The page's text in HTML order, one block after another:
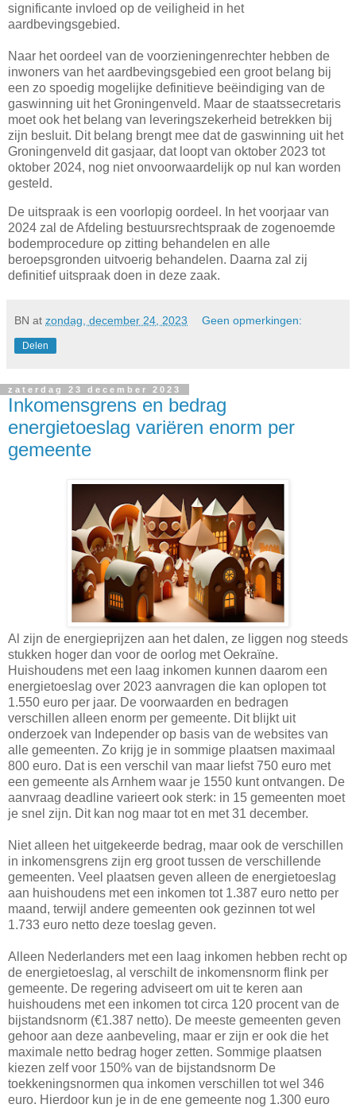
significante invloed op de veiligheid in het
aardbevingsgebied.
Naar het oordeel van de voorzieningenrechter hebben de
inwoners van het aardbevingsgebied een groot belang bij
een zo spoedig mogelijke definitieve beëindiging van de
gaswinning uit het Groningenveld. Maar de staatssecretaris
moet ook het belang van leveringszekerheid betrekken bij
zijn besluit. Dit belang brengt mee dat de gaswinning uit het
Groningenveld dit gasjaar, dat loopt van oktober 2023 tot
oktober 2024, nog niet onvoorwaardelijk op nul kan worden
gesteld.
De uitspraak is een voorlopig oordeel. In het voorjaar van
2024 zal de Afdeling bestuursrechtspraak de zogenoemde
bodemprocedure op zitting behandelen en alle
beroepsgronden uitvoerig behandelen. Daarna zal zij
definitief uitspraak doen in deze zaak.
BN at zondag, december 24, 2023 Geen opmerkingen:
Delen
zaterdag 23 december 2023
Inkomensgrens en bedrag
energietoeslag variëren enorm per
gemeente
Al zijn de energieprijzen aan het dalen, ze liggen nog steeds
stukken hoger dan voor de oorlog met Oekraïne.
Huishoudens met een laag inkomen kunnen daarom een
energietoeslag over 2023 aanvragen die kan oplopen tot
1.550 euro per jaar. De voorwaarden en bedragen
verschillen alleen enorm per gemeente. Dit blijkt uit
onderzoek van Independer op basis van de websites van
alle gemeenten. Zo krijg je in sommige plaatsen maximaal
800 euro. Dat is een verschil van maar liefst 750 euro met
een gemeente als Arnhem waar je 1550 kunt ontvangen. De
aanvraag deadline varieert ook sterk: in 15 gemeenten moet
je snel zijn. Dit kan nog maar tot en met 31 december.
Niet alleen het uitgekeerde bedrag, maar ook de verschillen
in inkomensgrens zijn erg groot tussen de verschillende
gemeenten. Veel plaatsen geven alleen de energietoeslag
aan huishoudens met een inkomen tot 1.387 euro netto per
maand, terwijl andere gemeenten ook gezinnen tot wel
1.733 euro netto deze toeslag geven.
Alleen Nederlanders met een laag inkomen hebben recht op
de energietoeslag, al verschilt de inkomensnorm flink per
gemeente. De regering adviseert om uit te keren aan
huishoudens met een inkomen tot circa 120 procent van de
bijstandsnorm (€1.387 netto). De meeste gemeenten geven
gehoor aan deze aanbeveling, maar er zijn er ook die het
maximale netto bedrag hoger zetten. Sommige plaatsen
kiezen zelf voor 150% van de bijstandsnorm De
toekkeningsnormen qua inkomen verschillen tot wel 346
euro. Hierdoor kun je in de ene gemeente nog 1.300 euro